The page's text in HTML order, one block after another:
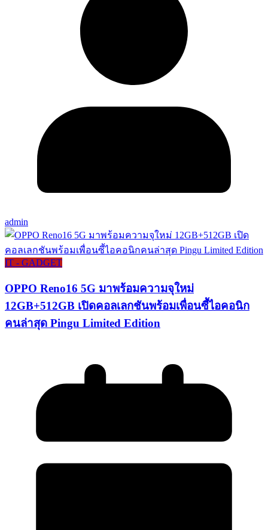
admin
IT - GADGET
OPPO Reno16 5G มาพร้อมความจุใหม่
12GB+512GB เปิดคอลเลกชันพร้อมเพื่อนซี้ไอคอนิก
คนล่าสุด Pingu Limited Edition